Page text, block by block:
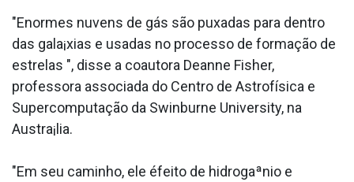
"Enormes nuvens de gás são puxadas para dentro
das gala¡xias e usadas no processo de formação de
estrelas ", disse a coautora Deanne Fisher,
professora associada do Centro de Astrofísica e
Supercomputação da Swinburne University, na
Austra¡lia.
"Em seu caminho, ele éfeito de hidrogaªnio e